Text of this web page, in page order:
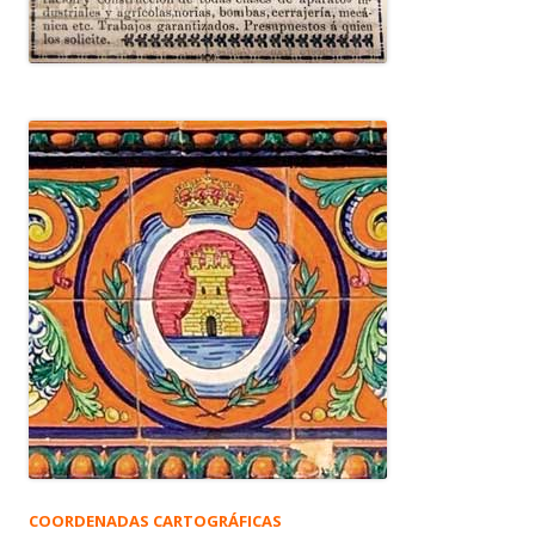
COORDENADAS CARTOGRÁFICAS